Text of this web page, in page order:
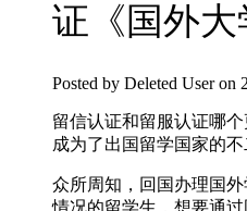
证《国外
Posted by Deleted User on
留信认证和留服认证哪
成为了出国留学国家的
众所周知，回国办理国